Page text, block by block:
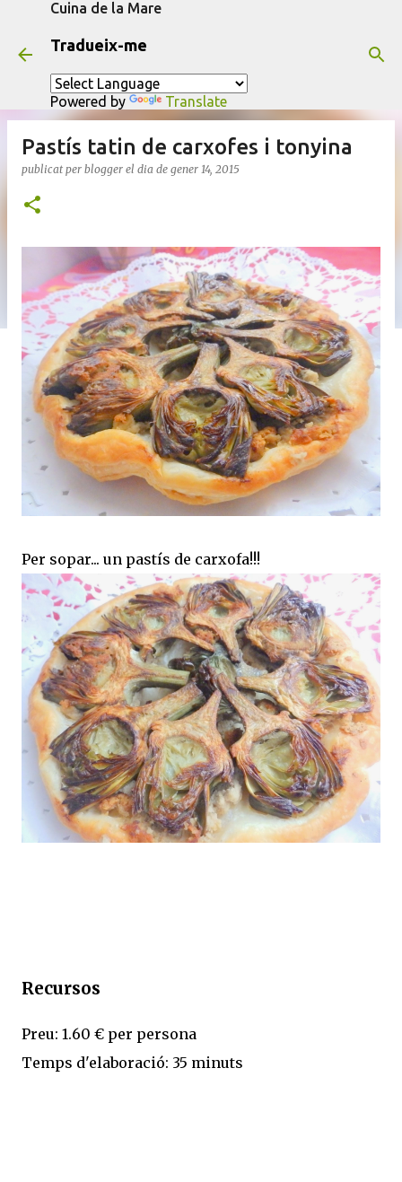
Cuina de la Mare
Tradueix-me
Powered by Translate
Pastís tatin de carxofes i tonyina
publicat per blogger el dia de gener 14, 2015
Per sopar... un pastís de carxofa!!!
Recursos
Preu: 1.60 € per persona
Temps d'elaboració: 35 minuts